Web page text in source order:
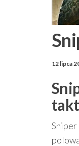
12 lipca
Sniper